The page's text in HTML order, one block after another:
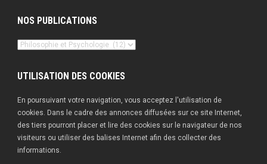
NOS PUBLICATIONS
Nos
UTILISATION DES COOKIES
En poursuivant votre navigation, vous acceptez l'utilisation de
cookies. Dans le cadre des annonces diffusées sur ce site Internet,
des tiers pourront placer et lire des cookies sur le navigateur de nos
visiteurs ou utiliser des balises Internet afin des collecter des
informations.